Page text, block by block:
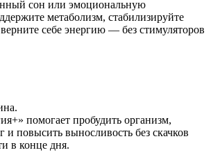
сон или эмоциональную
метаболизм, стабилизируйте
себе энергию — без стимуляторов
помогает пробудить организм,
и повысить выносливость без скачков
в конце дня.